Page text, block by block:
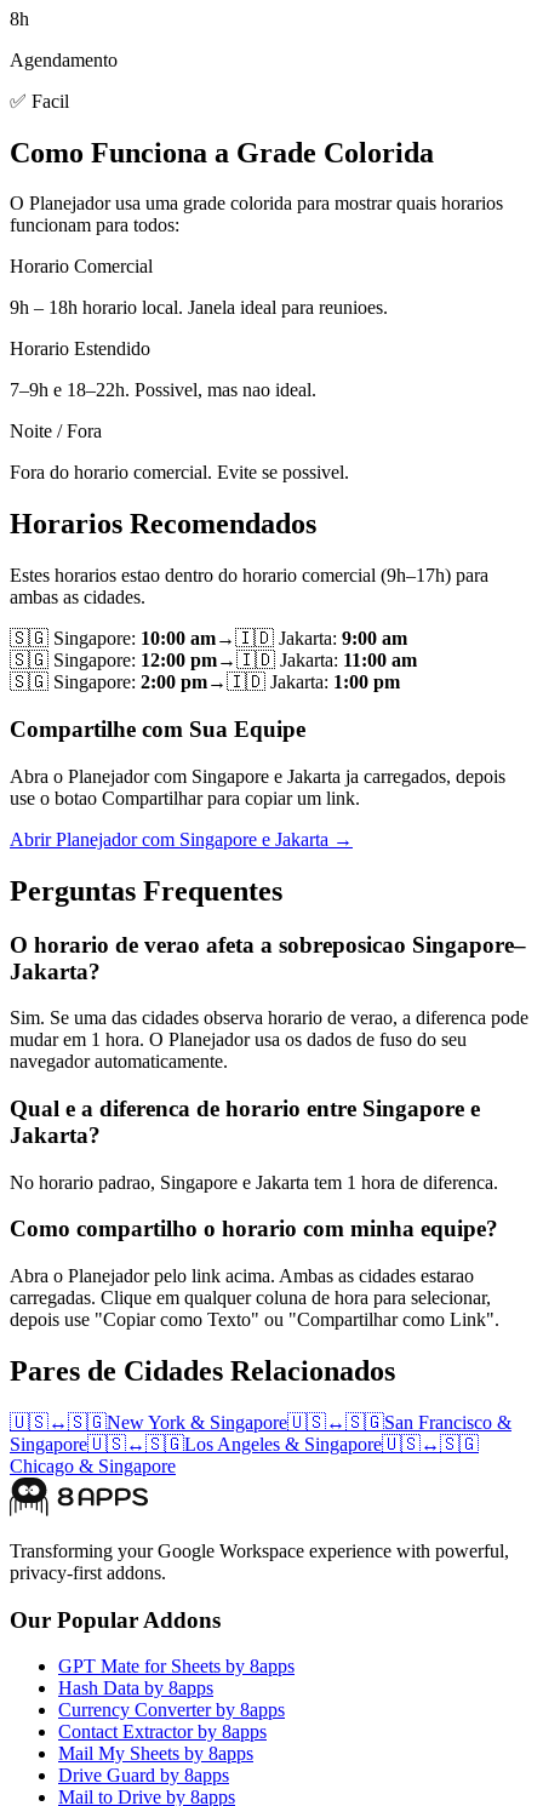
8h
Agendamento
✅ Facil
Como Funciona a Grade Colorida
O Planejador usa uma grade colorida para mostrar quais horarios
funcionam para todos:
Horario Comercial
9h – 18h horario local. Janela ideal para reunioes.
Horario Estendido
7–9h e 18–22h. Possivel, mas nao ideal.
Noite / Fora
Fora do horario comercial. Evite se possivel.
Horarios Recomendados
Estes horarios estao dentro do horario comercial (9h–17h) para
ambas as cidades.
🇸🇬 Singapore: 10:00 am→🇮🇩 Jakarta: 9:00 am
🇸🇬 Singapore: 12:00 pm→🇮🇩 Jakarta: 11:00 am
🇸🇬 Singapore: 2:00 pm→🇮🇩 Jakarta: 1:00 pm
Compartilhe com Sua Equipe
Abra o Planejador com Singapore e Jakarta ja carregados, depois
use o botao Compartilhar para copiar um link.
Abrir Planejador com Singapore e Jakarta →
Perguntas Frequentes
O horario de verao afeta a sobreposicao Singapore–
Jakarta?
Sim. Se uma das cidades observa horario de verao, a diferenca pode
mudar em 1 hora. O Planejador usa os dados de fuso do seu
navegador automaticamente.
Qual e a diferenca de horario entre Singapore e
Jakarta?
No horario padrao, Singapore e Jakarta tem 1 hora de diferenca.
Como compartilho o horario com minha equipe?
Abra o Planejador pelo link acima. Ambas as cidades estarao
carregadas. Clique em qualquer coluna de hora para selecionar,
depois use "Copiar como Texto" ou "Compartilhar como Link".
Pares de Cidades Relacionados
🇺🇸↔🇸🇬New York & Singapore🇺🇸↔🇸🇬San Francisco &
Singapore🇺🇸↔🇸🇬Los Angeles & Singapore🇺🇸↔🇸🇬
Chicago & Singapore
Transforming your Google Workspace experience with powerful,
privacy-first addons.
Our Popular Addons
GPT Mate for Sheets by 8apps
Hash Data by 8apps
Currency Converter by 8apps
Contact Extractor by 8apps
Mail My Sheets by 8apps
Drive Guard by 8apps
Mail to Drive by 8apps